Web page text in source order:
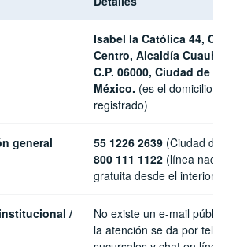
Isabel la Católica 44,
Centro, Alcaldía
C.P. 06000, Ciudad de
México. (es el domicilio
registrado)
general 55 1226 2639 (Ciudad de
800 111 1122 (línea
gratuita desde el interior)
/
No existe un e-mail
la atención se da por